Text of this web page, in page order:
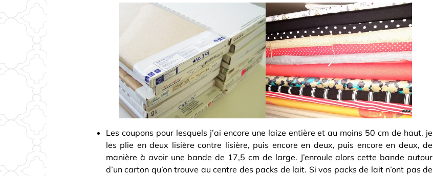
Les coupons pour lesquels j’ai encore une laize entière et au moins 50 cm de haut, je
les plie en deux lisière contre lisière, puis encore en deux, puis encore en deux, de
manière à avoir une bande de 17,5 cm de large. J’enroule alors cette bande autour
d’un carton qu’on trouve au centre des packs de lait. Si vos packs de lait n’ont pas de